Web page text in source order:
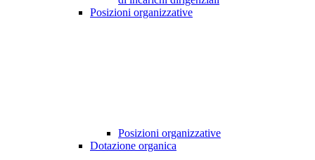
Posizioni organizzative
Posizioni organizzative
Dotazione organica